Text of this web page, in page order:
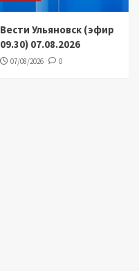
Вести Ульяновск (эфир
09.30) 07.08.2026
07/08/2026 0